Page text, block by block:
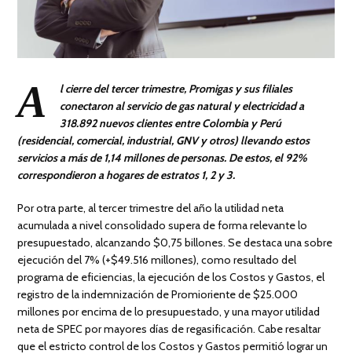
A
l cierre del tercer trimestre, Promigas y sus filiales
conectaron al servicio de gas natural y electricidad a
318.892 nuevos clientes entre Colombia y Perú
(residencial, comercial, industrial, GNV y otros) llevando estos
servicios a más de 1,14 millones de personas. De estos, el 92%
correspondieron a hogares de estratos 1, 2 y 3.
Por otra parte, al tercer trimestre del año la utilidad neta
acumulada a nivel consolidado supera de forma relevante lo
presupuestado, alcanzando $0,75 billones. Se destaca una sobre
ejecución del 7% (+$49.516 millones), como resultado del
programa de eficiencias, la ejecución de los Costos y Gastos, el
registro de la indemnización de Promioriente de $25.000
millones por encima de lo presupuestado, y una mayor utilidad
neta de SPEC por mayores días de regasificación. Cabe resaltar
que el estricto control de los Costos y Gastos permitió lograr un